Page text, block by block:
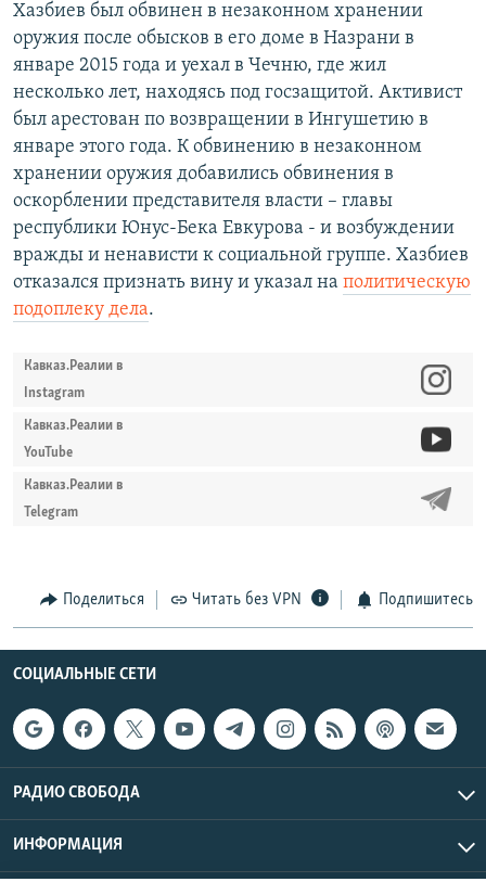
Хазбиев был обвинен в незаконном хранении
оружия после обысков в его доме в Назрани в
январе 2015 года и уехал в Чечню, где жил
несколько лет, находясь под госзащитой. Активист
был арестован по возвращении в Ингушетию в
январе этого года. К обвинению в незаконном
хранении оружия добавились обвинения в
оскорблении представителя власти – главы
республики Юнус-Бека Евкурова - и возбуждении
вражды и ненависти к социальной группе. Хазбиев
отказался признать вину и указал на политическую
подоплеку дела.
Кавказ.Реалии в
Instagram
Кавказ.Реалии в
YouTube
Кавказ.Реалии в
Telegram
Поделиться Читать без VPN Подпишитесь
СОЦИАЛЬНЫЕ СЕТИ
РАДИО СВОБОДА
ИНФОРМАЦИЯ